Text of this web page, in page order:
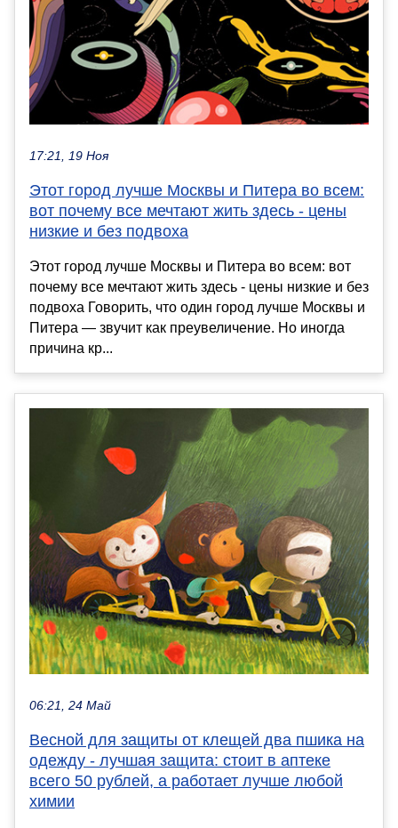
17:21, 19 Ноя
Этот город лучше Москвы и Питера во всем:
вот почему все мечтают жить здесь - цены
низкие и без подвоха
Этот город лучше Москвы и Питера во всем: вот
почему все мечтают жить здесь - цены низкие и без
подвоха Говорить, что один город лучше Москвы и
Питера — звучит как преувеличение. Но иногда
причина кр...
06:21, 24 Май
Весной для защиты от клещей два пшика на
одежду - лучшая защита: стоит в аптеке
всего 50 рублей, а работает лучше любой
химии